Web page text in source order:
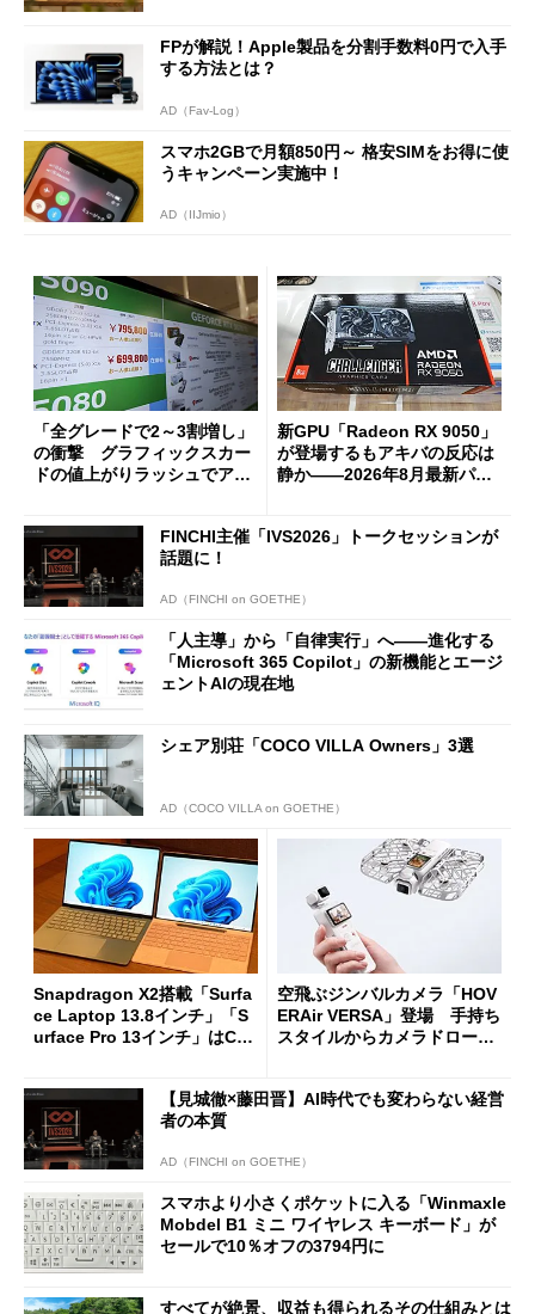
FPが解説！Apple製品を分割手数料0円で入手
する方法とは？
AD（Fav-Log）
スマホ2GBで月額850円～ 格安SIMをお得に使
うキャンペーン実施中！
AD（IIJmio）
「全グレードで2～3割増し」
の衝撃 グラフィックスカー
ドの値上がりラッシュでアキ
新GPU「Radeon RX 9050」
が登場するもアキバの反応は
静か――2026年8月最新パー
FINCHI主催「IVS2026」トークセッションが
話題に！
AD（FINCHI on GOETHE）
「人主導」から「自律実行」へ――進化する
「Microsoft 365 Copilot」の新機能とエージ
ェントAIの現在地
シェア別荘「COCO VILLA Owners」3選
AD（COCO VILLA on GOETHE）
Snapdragon X2搭載「Surfa
ce Laptop 13.8インチ」「S
urface Pro 13インチ」はCop
た
空飛ぶジンバルカメラ「HOV
ERAir VERSA」登場 手持ち
スタイルからカメラドローン
【見城徹×藤田晋】AI時代でも変わらない経営
者の本質
AD（FINCHI on GOETHE）
スマホより小さくポケットに入る「Winmaxle
Mobdel B1 ミニ ワイヤレス キーボード」が
セールで10％オフの3794円に
すべてが絶景、収益も得られるその仕組みとは